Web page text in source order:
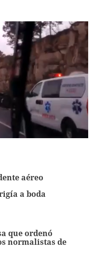
aéreo
a boda
que ordenó
normalistas de